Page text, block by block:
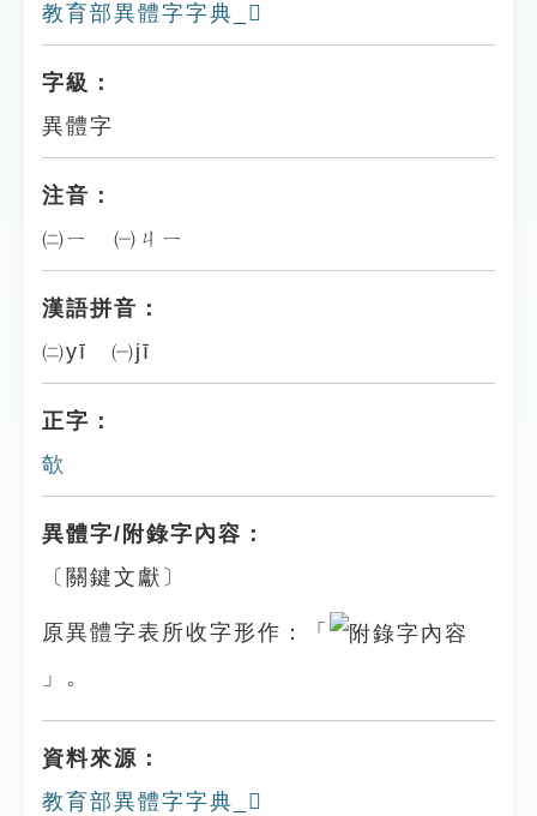
教育部異體字字典_𣀬
字級：
異體字
注音：
㈡ㄧ ㈠ㄐㄧ
漢語拼音：
㈡yī ㈠jī
正字：
欹
異體字/附錄字內容：
〔關鍵文獻〕
原異體字表所收字形作：「
」。
資料來源：
教育部異體字字典_𣀬